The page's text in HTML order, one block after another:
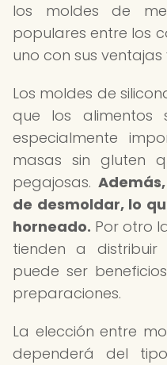
los moldes de
populares entre los
uno con sus
Los moldes de
que los alimentos
especialmente
masas sin gluten
pegajosas.
de desmoldar, lo
horneado. Por otro
tienden a
puede ser
preparaciones.
La elección entre
dependerá del